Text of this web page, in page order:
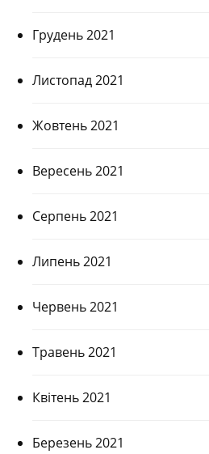
Грудень 2021
Листопад 2021
Жовтень 2021
Вересень 2021
Серпень 2021
Липень 2021
Червень 2021
Травень 2021
Квітень 2021
Березень 2021